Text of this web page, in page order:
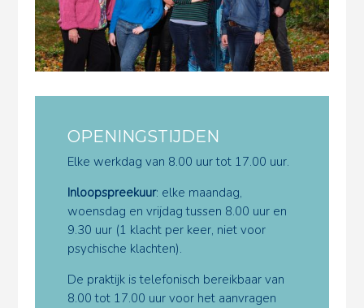
OPENINGSTIJDEN
Elke werkdag van 8.00 uur tot 17.00 uur.
Inloopspreekuur: elke maandag,
woensdag en vrijdag tussen 8.00 uur en
9.30 uur (1 klacht per keer, niet voor
psychische klachten).
De praktijk is telefonisch bereikbaar van
8.00 tot 17.00 uur voor het aanvragen